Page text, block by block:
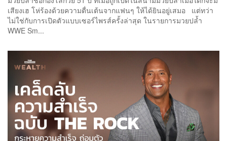
เสียงเฮ โห่ร้องด้วยความตื่นเต้นจากแฟนๆ ให้ได้ยินอยู่เสมอ แต่ทว่า
ไม่ใช่กับการเปิดตัวแบบเซอร์ไพรส์ครั้งล่าสุด ในรายการมวยปล้ำ
WWE Sm...